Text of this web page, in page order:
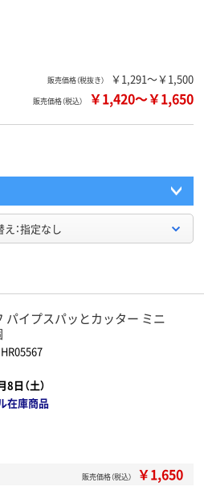
販売価格（税抜き） ￥1,291～￥1,500
販売価格（税込） ￥1,420～￥1,650
え：指定なし
パイプスパッとカッター ミニ
8日（土）
在庫商品
販売価格（税込） ￥1,650